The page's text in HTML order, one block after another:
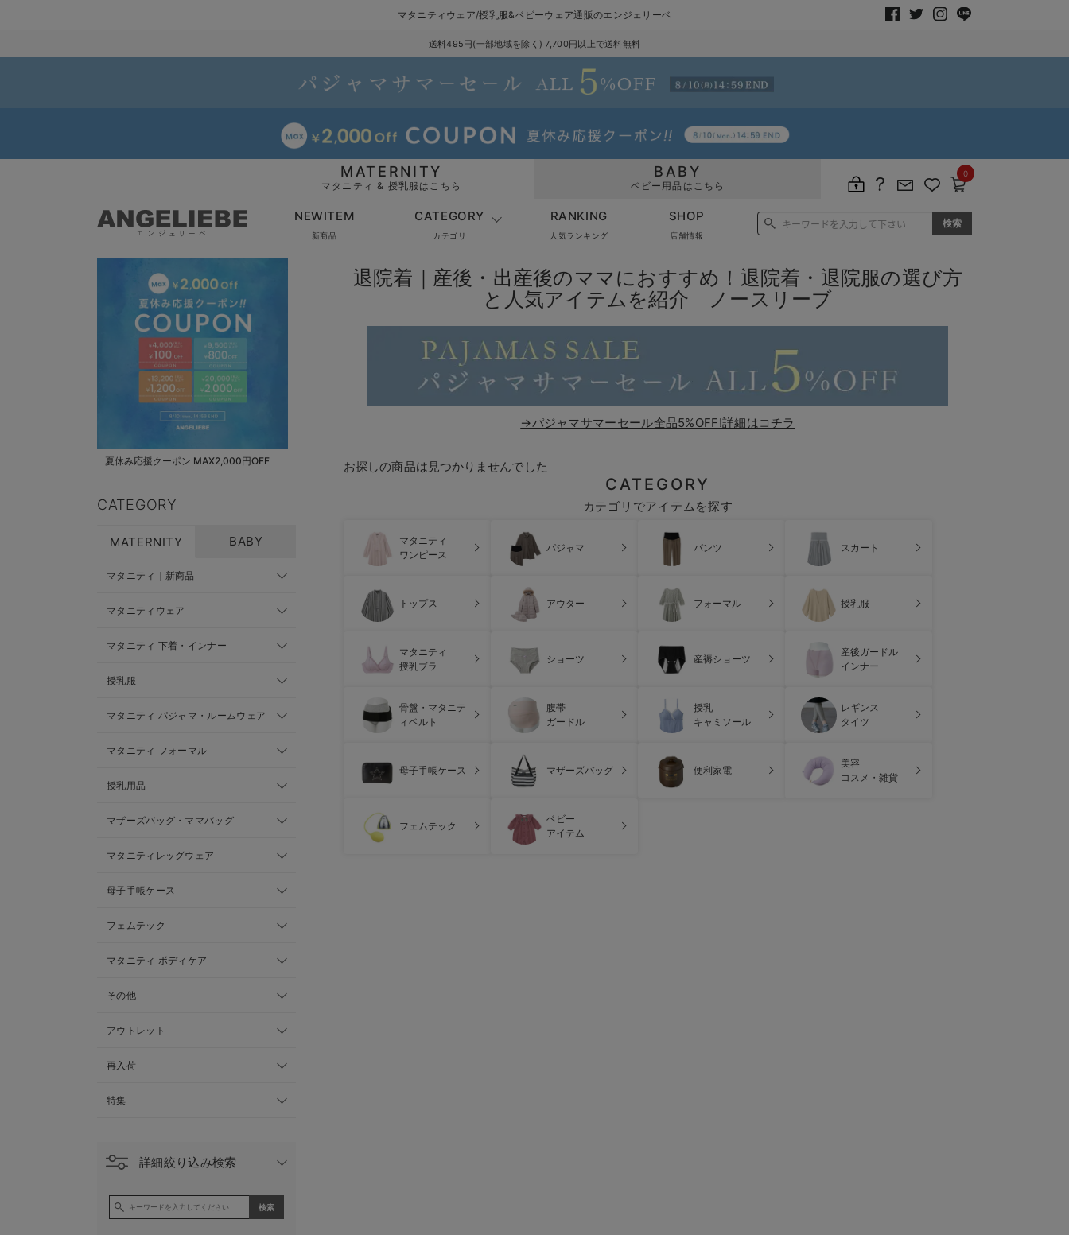
マタニティウェア/授乳服&ベビーウェア通販のエンジェリーベ
送料495円(一部地域を除く) 7,700円以上で送料無料
MATERNITY
マタニティ & 授乳服はこちら
BABY
ベビー用品はこちら
0
NEWITEM
新商品
CATEGORY
カテゴリ
RANKING
人気ランキング
SHOP
店舗情報
夏休み応援クーポン MAX2,000円OFF
CATEGORY
MATERNITY BABY
マタニティ｜新商品
マタニティウェア
マタニティ 下着・インナー
授乳服
マタニティ パジャマ・ルームウェア
マタニティ フォーマル
授乳用品
マザーズバッグ・ママバッグ
マタニティレッグウェア
母子手帳ケース
フェムテック
マタニティ ボディケア
その他
アウトレット
再入荷
特集
詳細絞り込み検索
退院着｜産後・出産後のママにおすすめ！退院着・退院服の選び方
と人気アイテムを紹介 ノースリーブ
→パジャマサマーセール全品5%OFF!詳細はコチラ
お探しの商品は見つかりませんでした
CATEGORY
カテゴリでアイテムを探す
マタニティ
ワンピース
パジャマ パンツ スカート
トップス アウター フォーマル 授乳服
マタニティ
授乳ブラ
ショーツ 産褥ショーツ
産後ガードル
インナー
骨盤・マタニテ
ィベルト
腹帯
ガードル
授乳
キャミソール
レギンス
タイツ
母子手帳ケース マザーズバッグ 便利家電
美容
コスメ・雑貨
フェムテック
ベビー
アイテム